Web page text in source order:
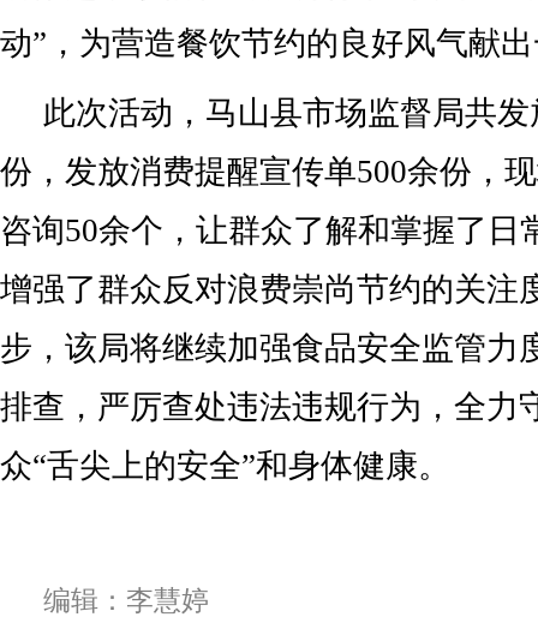
动”，为营造餐饮节约的良好风气献
此次活动，马山县市场监督局共
份，发放消费提醒宣传单500余份，
咨询50余个，让群众了解和掌握了日
增强了群众反对浪费崇尚节约的关注
步，该局将继续加强食品安全监管力
排查，严厉查处违法违规行为，全力
众“舌尖上的安全”和身体健康。
编辑：李慧婷